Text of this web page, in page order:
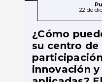
22 de
¿Cómo
su centro de
innovación